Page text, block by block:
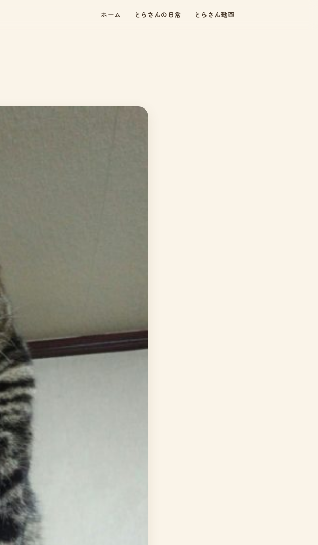
ホーム とらさんの日常 とらさん動画